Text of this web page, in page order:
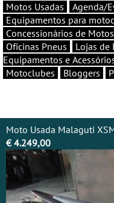
Motos Usadas Agenda/
Equipamentos para
Concessionários de Motos
Oficinas Pneus
Lojas de
Equipamentos e
Motoclubes
Bloggers
Moto Usada Malaguti
€ 4.249,00